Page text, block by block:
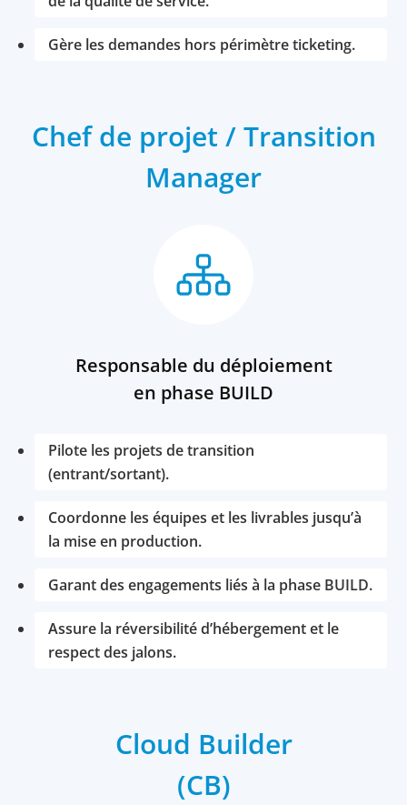
Gère les demandes hors périmètre ticketing.
Chef de projet / Transition
Manager
Responsable du déploiement
en phase BUILD
Pilote les projets de transition
(entrant/sortant).
Coordonne les équipes et les livrables jusqu’à
la mise en production.
Garant des engagements liés à la phase BUILD.
Assure la réversibilité d’hébergement et le
respect des jalons.
Cloud Builder
(CB)